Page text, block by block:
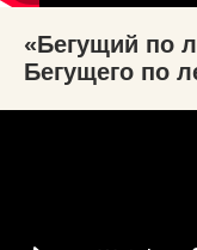
«Бегущий по
Бегущего по